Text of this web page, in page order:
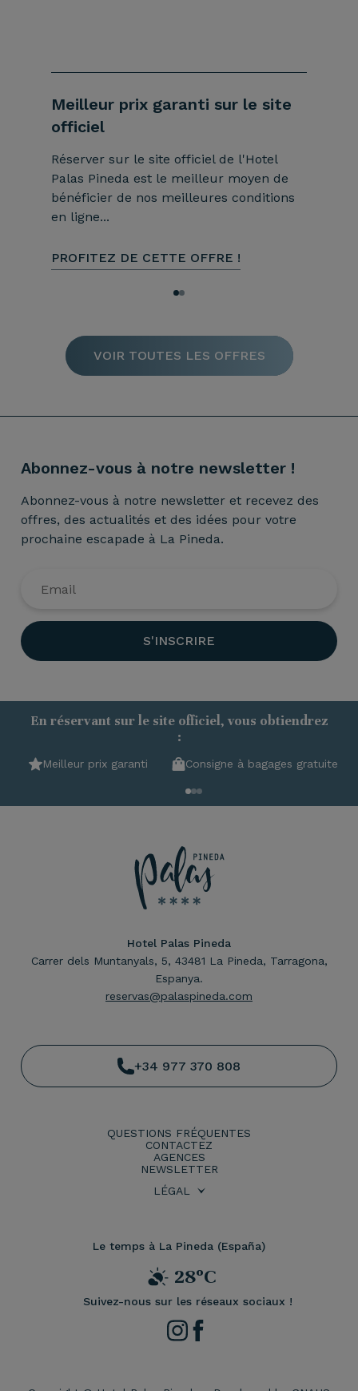
Meilleur prix garanti sur le site
officiel
Réserver sur le site officiel de l'Hotel
Palas Pineda est le meilleur moyen de
bénéficier de nos meilleures conditions
en ligne...
PROFITEZ DE CETTE OFFRE !
VOIR TOUTES LES OFFRES
Abonnez-vous à notre newsletter !
Abonnez-vous à notre newsletter et recevez des
offres, des actualités et des idées pour votre
prochaine escapade à La Pineda.
S'INSCRIRE
En réservant sur le site officiel, vous obtiendrez
:
Meilleur prix garanti Consigne à bagages gratuite
Hotel Palas Pineda
Carrer dels Muntanyals, 5, 43481 La Pineda, Tarragona,
Espanya.
reservas@palaspineda.com
+34 977 370 808
QUESTIONS FRÉQUENTES
CONTACTEZ
AGENCES
NEWSLETTER
LÉGAL
Le temps à La Pineda (España)
28ºC
Suivez-nous sur les réseaux sociaux !
Instagram
Facebook